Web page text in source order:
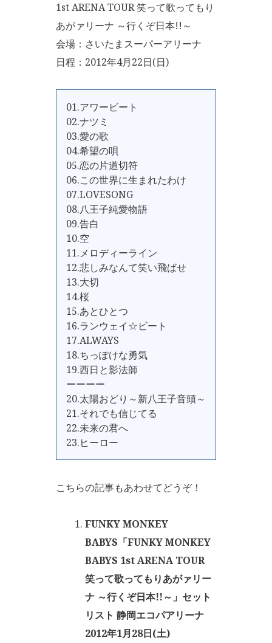
1st ARENA TOUR 笑って歌ってもり
あがァリーナ ～行くぞ日本!!～
会場：さいたまスーパーアリーナ
日程：2012年4月22日(日)
01.アワービート
02.ナツミ
03.愛の歌
04.希望の唄
05.恋の片道切符
06.この世界に生まれたわけ
07.LOVESONG
08.八王子純愛物語
09.告白
10.空
11.メロディーライン
12.悲しみなんて笑い飛ばせ
13.大切
14.桜
15.あとひとつ
16.ランウェイ☆ビート
17.ALWAYS
18.ちっぽけな勇気
19.西日と影法師
ーーーー
20.太陽おどり～新八王子音頭～
21.それでも信じてる
22.未来の君へ
23.ヒーロー
こちらの記事もあわせてどうぞ！
FUNKY MONKEY
BABYS「FUNKY MONKEY
BABYS 1st ARENA TOUR
笑って歌ってもりあがァリー
ナ ～行くぞ日本!!～」セット
リスト 静岡エコパアリーナ
2012年1月28日(土)